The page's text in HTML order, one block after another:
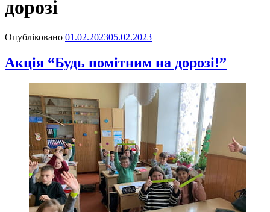
дорозі
Опубліковано 01.02.202305.02.2023
Акція “Будь помітним на дорозі!”